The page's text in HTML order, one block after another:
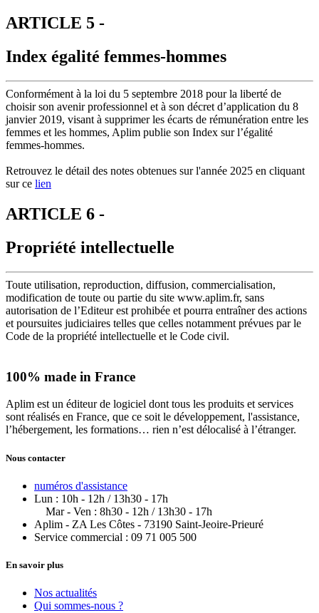
ARTICLE 5 -
Index égalité femmes-hommes
Conformément à la loi du 5 septembre 2018 pour la liberté de
choisir son avenir professionnel et à son décret d’application du 8
janvier 2019, visant à supprimer les écarts de rémunération entre les
femmes et les hommes, Aplim publie son Index sur l’égalité
femmes-hommes.
Retrouvez le détail des notes obtenues sur l'année 2025 en cliquant
sur ce lien
ARTICLE 6 -
Propriété intellectuelle
Toute utilisation, reproduction, diffusion, commercialisation,
modification de toute ou partie du site www.aplim.fr, sans
autorisation de l’Editeur est prohibée et pourra entraîner des actions
et poursuites judiciaires telles que celles notamment prévues par le
Code de la propriété intellectuelle et le Code civil.
100% made in France
Aplim est un éditeur de logiciel dont tous les produits et services
sont réalisés en France, que ce soit le développement, l'assistance,
l’hébergement, les formations… rien n’est délocalisé à l’étranger.
Nous contacter
numéros d'assistance
Lun : 10h - 12h / 13h30 - 17h
Mar - Ven : 8h30 - 12h / 13h30 - 17h
Aplim - ZA Les Côtes - 73190 Saint-Jeoire-Prieuré
Service commercial : 09 71 005 500
En savoir plus
Nos actualités
Qui sommes-nous ?